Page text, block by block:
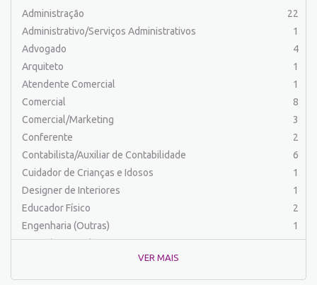
Balconista
Barman
Cabeleireiro
Caixa Bancário/Operador de Caixa
Carregador/Ajudante Carga e Descarga
Comercial
Comercial/Marketing
Comprador
Contabilista/Auxiliar de Contabilidade
Costureira/Costureiro Industrial
Cozinha/ Pizzaiolo
Cozinheiro
Cuidador de Crianças e Idosos
Desenvolvedor de Sistema
1
Administração
22
Administrativo/Serviços Administrativos
1
Advogado
4
Arquiteto
1
Atendente Comercial
1
Comercial
8
Comercial/Marketing
3
Conferente
2
Contabilista/Auxiliar de Contabilidade
6
Cuidador de Crianças e Idosos
1
Designer de Interiores
1
Educador Físico
2
Engenharia (Outras)
1
Engenharia Civil
1
Engenharia Elétrica e Eletrônica
1
VER MAIS